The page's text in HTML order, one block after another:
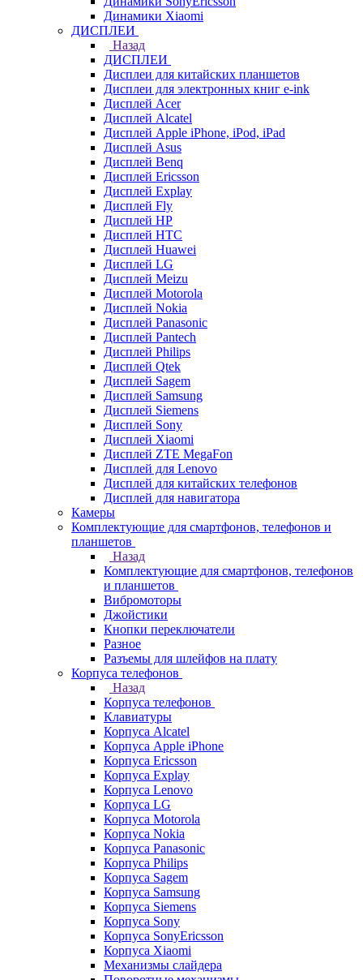
Динамики Xiaomi
ДИСПЛЕИ
Назад
ДИСПЛЕИ
Дисплеи для китайских планшетов
Дисплеи для электронных книг e-ink
Дисплей Acer
Дисплей Alcatel
Дисплей Apple iPhone, iPod, iPad
Дисплей Asus
Дисплей Benq
Дисплей Ericsson
Дисплей Explay
Дисплей Fly
Дисплей HP
Дисплей HTC
Дисплей Huawei
Дисплей LG
Дисплей Meizu
Дисплей Motorola
Дисплей Nokia
Дисплей Panasonic
Дисплей Pantech
Дисплей Philips
Дисплей Qtek
Дисплей Sagem
Дисплей Samsung
Дисплей Siemens
Дисплей Sony
Дисплей Xiaomi
Дисплей ZTE MegaFon
Дисплей для Lenovo
Дисплей для китайских телефонов
Дисплей для навигатора
Камеры
Комплектующие для смартфонов, телефонов и
планшетов
Назад
Комплектующие для смартфонов, телефонов
и планшетов
Вибромоторы
Джойстики
Кнопки переключатели
Разное
Разъемы для шлейфов на плату
Корпуса телефонов
Назад
Корпуса телефонов
Клавиатуры
Корпуса Alcatel
Корпуса Apple iPhone
Корпуса Ericsson
Корпуса Explay
Корпуса Lenovo
Корпуса LG
Корпуса Motorola
Корпуса Nokia
Корпуса Panasonic
Корпуса Philips
Корпуса Sagem
Корпуса Samsung
Корпуса Siemens
Корпуса Sony
Корпуса SonyEricsson
Корпуса Xiaomi
Механизмы слайдера